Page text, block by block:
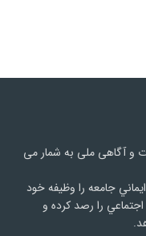
و آگاهی ملی به شمار می
جامعه را وظيفه خود
را رصد کرده و